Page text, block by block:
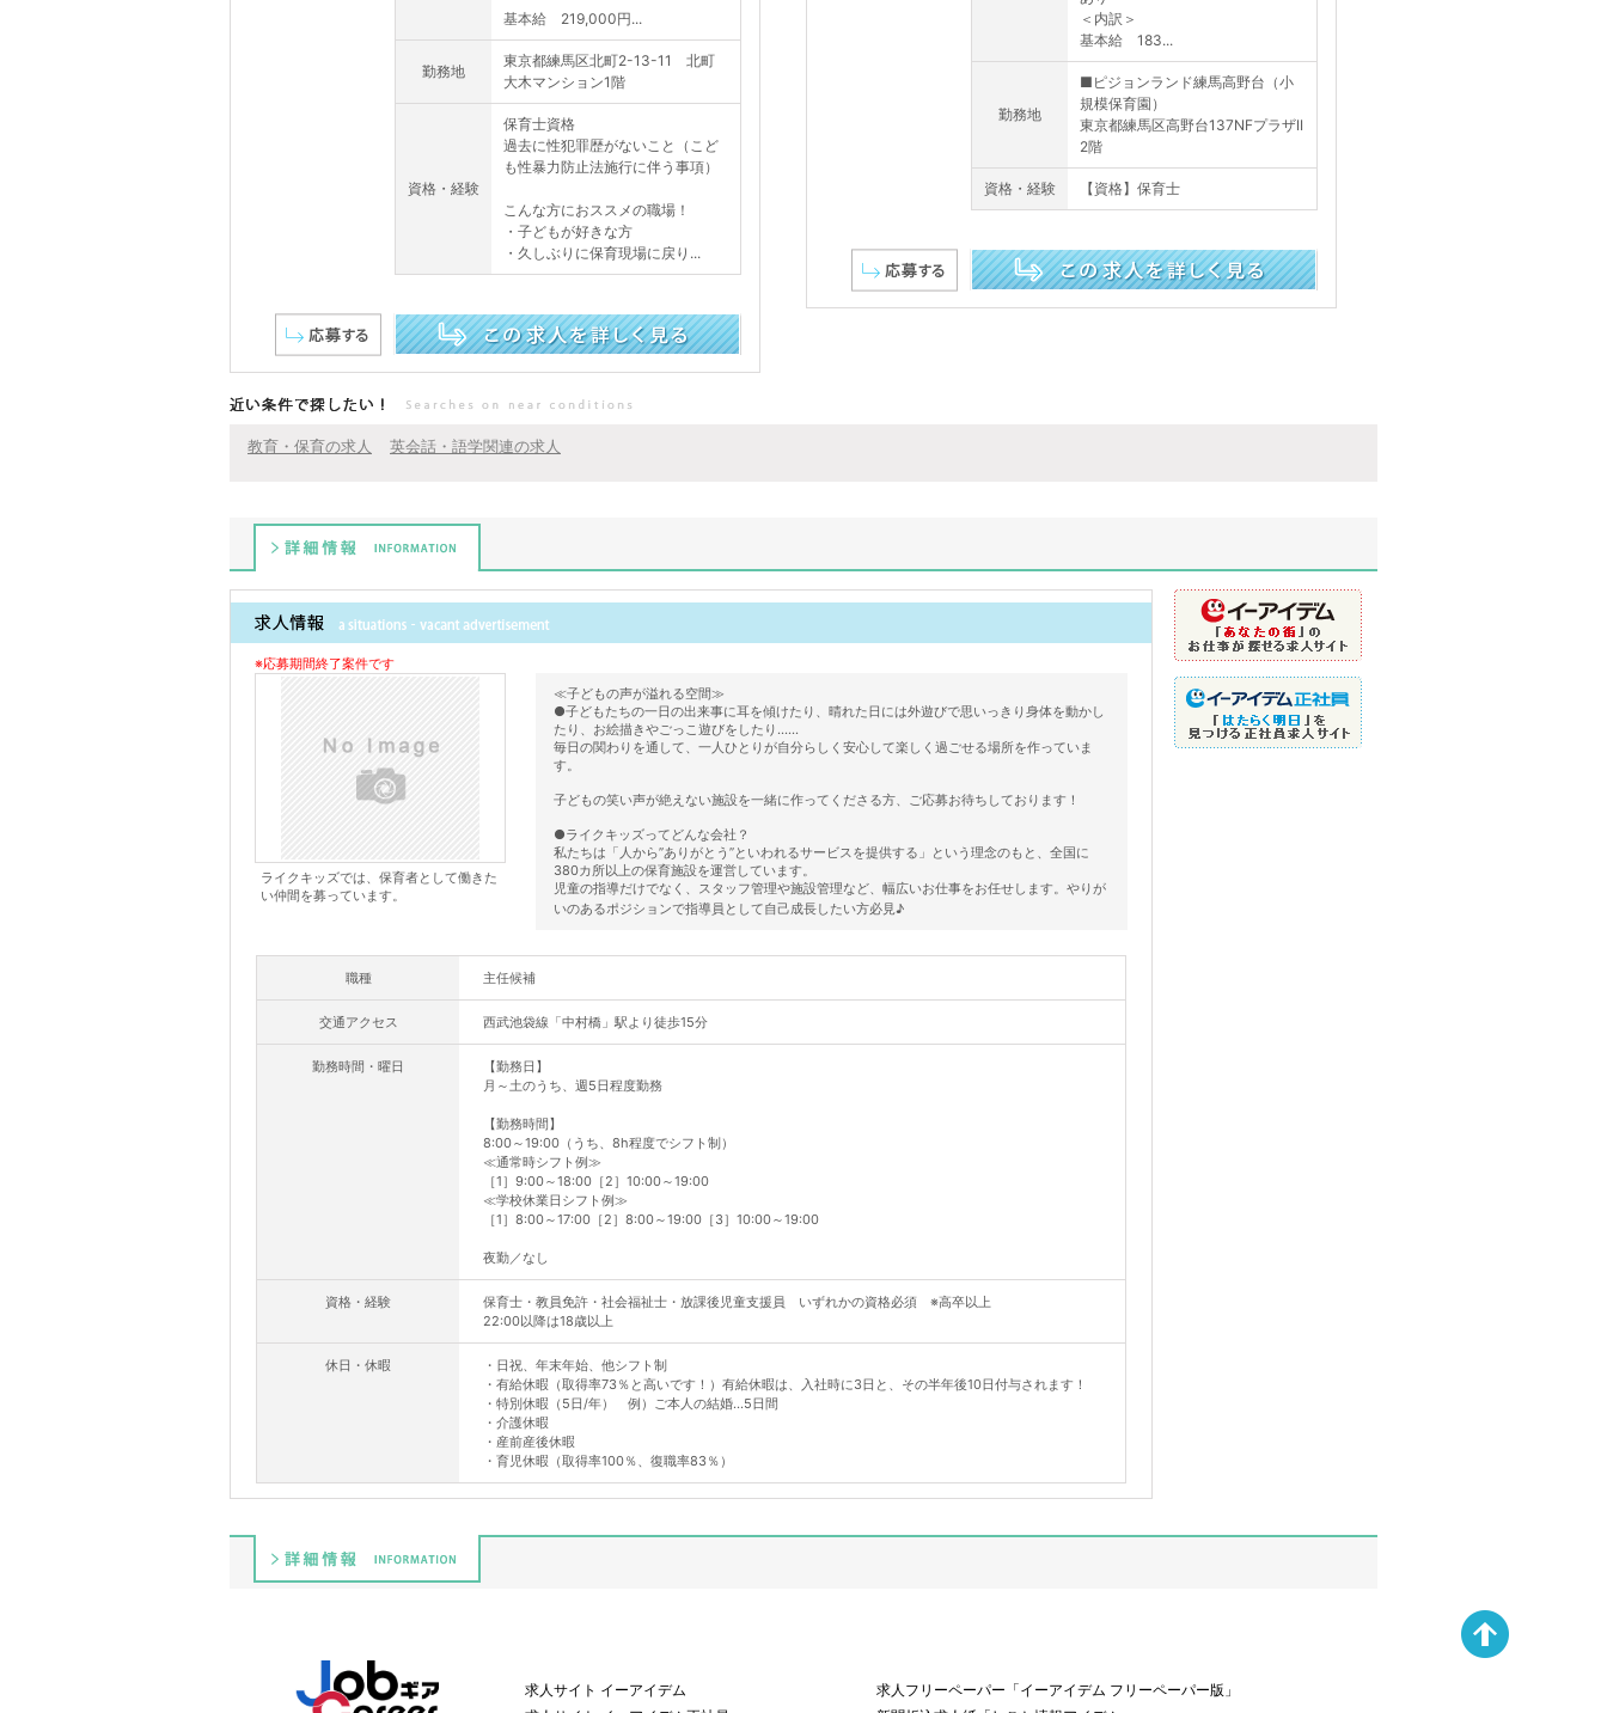
基本給 219,000円...
勤務地
東京都練馬区北町2-13-11 北町
大木マンション1階
資格・経験
保育士資格
過去に性犯罪歴がないこと（こど
も性暴力防止法施行に伴う事項）
こんな方におススメの職場！
・子どもが好きな方
・久しぶりに保育現場に戻り...
＜内訳＞
基本給 183...
勤務地
■ピジョンランド練馬高野台（小
規模保育園）
東京都練馬区高野台137NFプラザII
2階
資格・経験 【資格】保育士
教育・保育の求人 英会話・語学関連の求人
※応募期間終了案件です
ライクキッズでは、保育者として働きた
い仲間を募っています。
≪子どもの声が溢れる空間≫
●子どもたちの一日の出来事に耳を傾けたり、晴れた日には外遊びで思いっきり身体を動かし
たり、お絵描きやごっこ遊びをしたり……
毎日の関わりを通して、一人ひとりが自分らしく安心して楽しく過ごせる場所を作っていま
す。
子どもの笑い声が絶えない施設を一緒に作ってくださる方、ご応募お待ちしております！
●ライクキッズってどんな会社？
私たちは「人から”ありがとう”といわれるサービスを提供する」という理念のもと、全国に
380カ所以上の保育施設を運営しています。
児童の指導だけでなく、スタッフ管理や施設管理など、幅広いお仕事をお任せします。やりが
いのあるポジションで指導員として自己成長したい方必見♪
職種 主任候補
交通アクセス 西武池袋線「中村橋」駅より徒歩15分
勤務時間・曜日
【勤務日】
月～土のうち、週5日程度勤務
【勤務時間】
8:00～19:00（うち、8h程度でシフト制）
≪通常時シフト例≫
［1］9:00～18:00［2］10:00～19:00
≪学校休業日シフト例≫
［1］8:00～17:00［2］8:00～19:00［3］10:00～19:00
夜勤／なし
資格・経験
保育士・教員免許・社会福祉士・放課後児童支援員 いずれかの資格必須 ※高卒以上
22:00以降は18歳以上
休日・休暇
・日祝、年末年始、他シフト制
・有給休暇（取得率73％と高いです！）有給休暇は、入社時に3日と、その半年後10日付与されます！
・特別休暇（5日/年） 例）ご本人の結婚...5日間
・介護休暇
・産前産後休暇
・育児休暇（取得率100％、復職率83％）
求人サイト イーアイデム
求人フリーペーパー「イーアイデム フリーペーパー版」